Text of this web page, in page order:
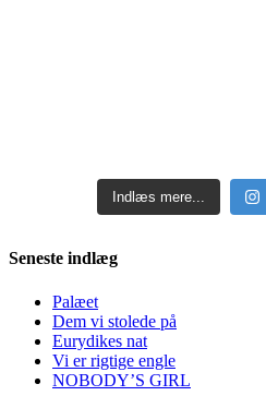
Indlæs mere...
Seneste indlæg
Palæet
Dem vi stolede på
Eurydikes nat
Vi er rigtige engle
NOBODY’S GIRL